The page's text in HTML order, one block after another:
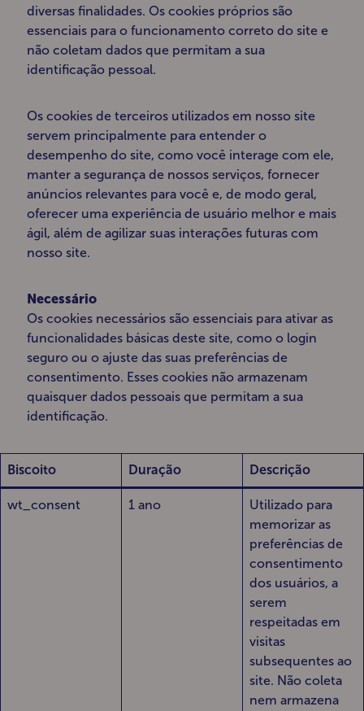
diversas finalidades. Os cookies próprios são
essenciais para o funcionamento correto do site e
não coletam dados que permitam a sua
identificação pessoal.
Os cookies de terceiros utilizados em nosso site
servem principalmente para entender o
desempenho do site, como você interage com ele,
manter a segurança de nossos serviços, fornecer
anúncios relevantes para você e, de modo geral,
oferecer uma experiência de usuário melhor e mais
ágil, além de agilizar suas interações futuras com
nosso site.
Necessário
Os cookies necessários são essenciais para ativar as
funcionalidades básicas deste site, como o login
seguro ou o ajuste das suas preferências de
consentimento. Esses cookies não armazenam
quaisquer dados pessoais que permitam a sua
identificação.
Biscoito Duração Descrição
wt_consent 1 ano
Utilizado para
memorizar as
preferências de
consentimento
dos usuários, a
serem
respeitadas em
visitas
subsequentes ao
site. Não coleta
nem armazena